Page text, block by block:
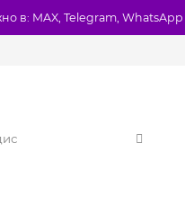
в: MAX, Telegram,